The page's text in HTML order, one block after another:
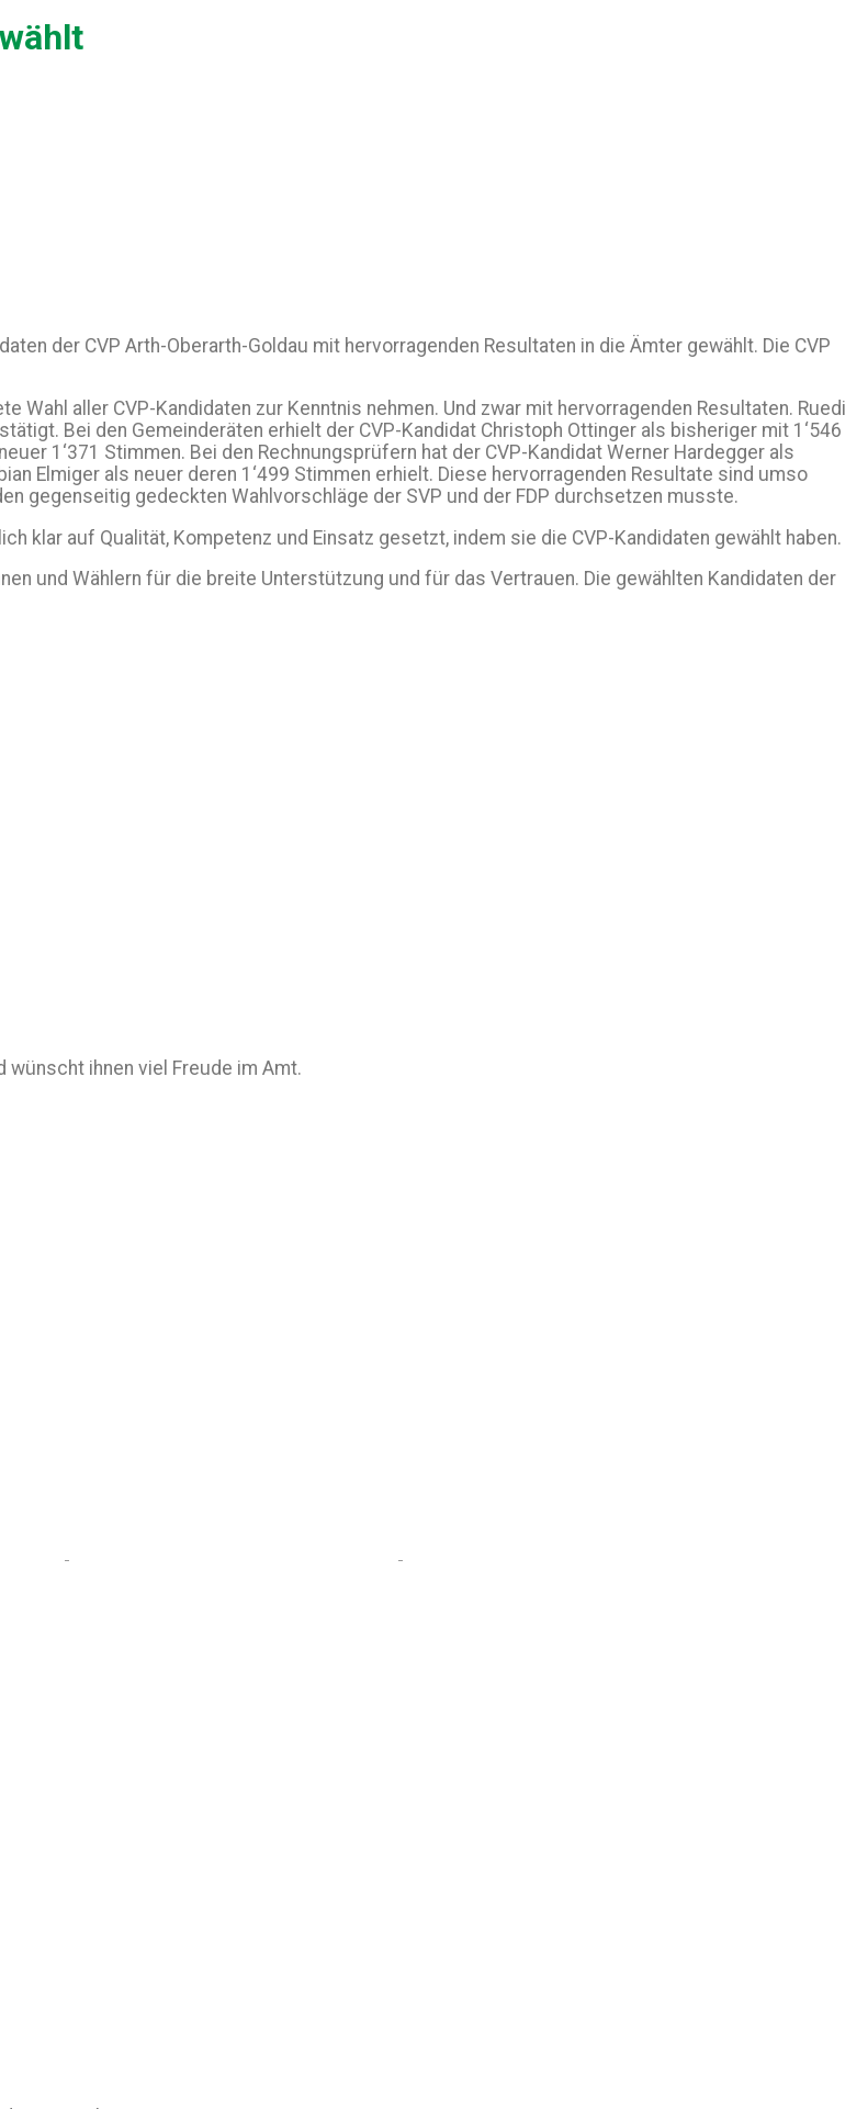
der CVP Arth-Oberarth-Goldau mit hervorragenden Resultaten in die Ämter gewählt. Die CVP
Wahl aller CVP-Kandidaten zur Kenntnis nehmen. Und zwar mit hervorragenden Resultaten. Ruedi
Bei den Gemeinderäten erhielt der CVP-Kandidat Christoph Ottinger als bisheriger mit 1‘546
1‘371 Stimmen. Bei den Rechnungsprüfern hat der CVP-Kandidat Werner Hardegger als
Elmiger als neuer deren 1‘499 Stimmen erhielt. Diese hervorragenden Resultate sind umso
gegenseitig gedeckten Wahlvorschläge der SVP und der FDP durchsetzen musste.
klar auf Qualität, Kompetenz und Einsatz gesetzt, indem sie die CVP-Kandidaten gewählt haben.
und Wählern für die breite Unterstützung und für das Vertrauen. Die gewählten Kandidaten der
wünscht ihnen viel Freude im Amt.